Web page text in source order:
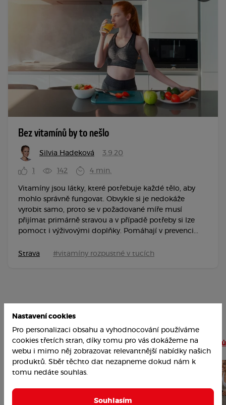
Bez vitamínů by to nešlo
Silvia Hadeková 3.9.20
142 4 min.
Vitamíny jsou látky, které potřebuje každé tělo, aby
mohlo správně fungovat. Obvykle si je nedokáže
vyrobit samo, proto se v požadované míře musí
přijímat primárně stravou a v případě potřeby si lze
pomoct i výživovými doplňky. Pomáhají v prevenci...
Strava #vitamíny rozpustné v tucích
Nejoblíbenější články Číst více článků
Nastavení cookies
Pro personalizaci obsahu a vyhodnocování používáme
cookies třetích stran, díky tomu pro vás dokážeme na
webu i mimo něj zobrazovat relevantnější nabídky našich
produktů. Sběr těchto dat nezapneme dokud nám k
tomu nedáte souhlas.
Souhlasím